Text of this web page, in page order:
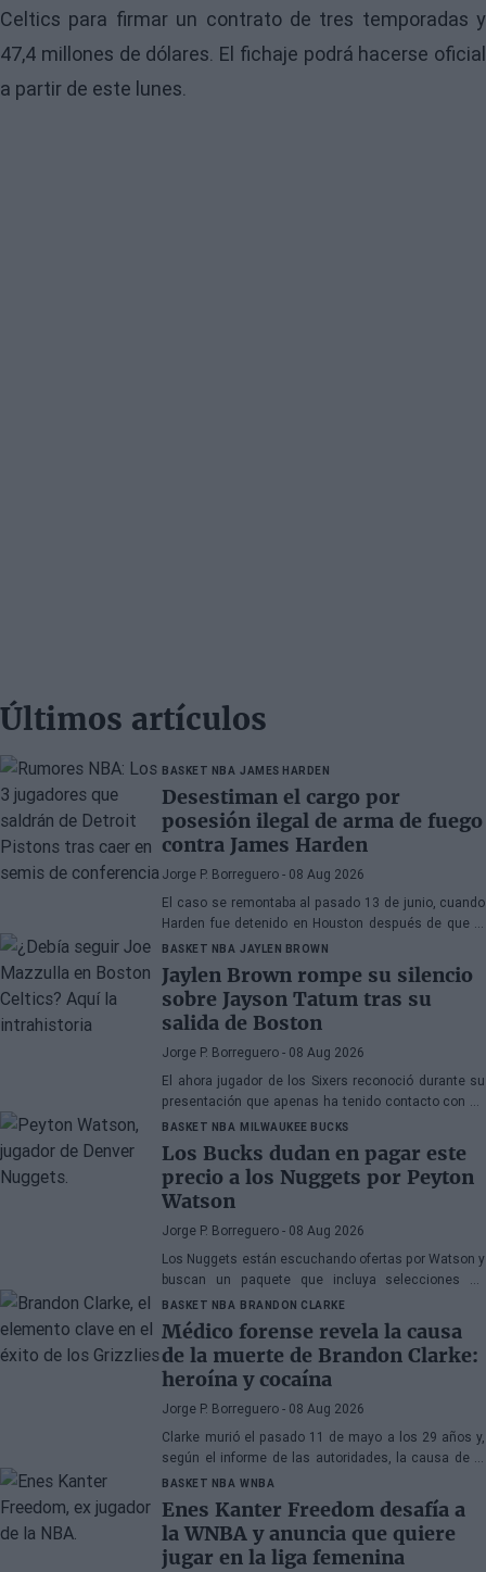
Celtics para firmar un contrato de tres temporadas y
47,4 millones de dólares. El fichaje podrá hacerse oficial
a partir de este lunes.
Últimos artículos
BASKET NBA JAMES HARDEN
Desestiman el cargo por
posesión ilegal de arma de fuego
contra James Harden
Jorge P. Borreguero - 08 Aug 2026
El caso se remontaba al pasado 13 de junio, cuando
Harden fue detenido en Houston después de que la
policía encontrara una pistola en su vehículo
BASKET NBA JAYLEN BROWN
Jaylen Brown rompe su silencio
sobre Jayson Tatum tras su
salida de Boston
Jorge P. Borreguero - 08 Aug 2026
El ahora jugador de los Sixers reconoció durante su
presentación que apenas ha tenido contacto con su
antiguo compañero
BASKET NBA MILWAUKEE BUCKS
Los Bucks dudan en pagar este
precio a los Nuggets por Peyton
Watson
Jorge P. Borreguero - 08 Aug 2026
Los Nuggets están escuchando ofertas por Watson y
buscan un paquete que incluya selecciones de
primera ronda, jóvenes talentos o una combinación
de ambos
BASKET NBA BRANDON CLARKE
Médico forense revela la causa
de la muerte de Brandon Clarke:
heroína y cocaína
Jorge P. Borreguero - 08 Aug 2026
Clarke murió el pasado 11 de mayo a los 29 años y,
según el informe de las autoridades, la causa de la
muerte fueron los efectos de la heroína y la cocaína
BASKET NBA WNBA
Enes Kanter Freedom desafía a
la WNBA y anuncia que quiere
jugar en la liga femenina